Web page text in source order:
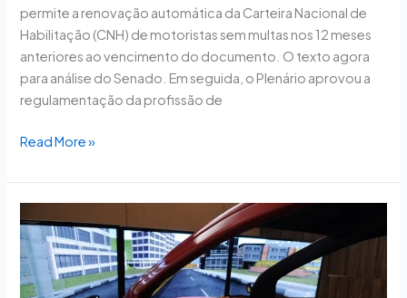
permite a renovação automática da Carteira Nacional de
Habilitação (CNH) de motoristas sem multas nos 12 meses
anteriores ao vencimento do documento. O texto agora
para análise do Senado. Em seguida, o Plenário aprovou a
regulamentação da profissão de
Read More »
lança
plataforma
para